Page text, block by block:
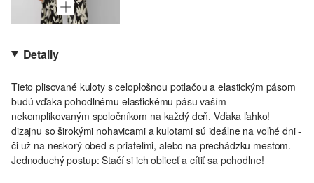
Detaily
Tieto plisované kuloty s celoplošnou potlačou a elastickým pásom
budú vďaka pohodlnému elastickému pásu vaším
nekomplikovaným spoločníkom na každý deň. Vďaka ľahko!
dizajnu so širokými nohavicami a kulotami sú ideálne na voľné dni -
či už na neskorý obed s priateľmi, alebo na prechádzku mestom.
Jednoduchý postup: Stačí si ich obliecť a cítiť sa pohodlne!